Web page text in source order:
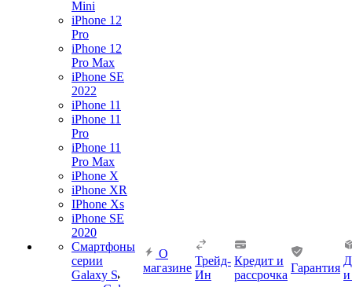
Mini
iPhone 12
Pro
iPhone 12
Pro Max
iPhone SE
2022
iPhone 11
iPhone 11
Pro
iPhone 11
Pro Max
iPhone X
iPhone XR
IPhone Xs
iPhone SE
2020
Смартфоны
серии
Galaxy S
О
магазине
Трейд-
Ин
Кредит и
рассрочка
Гарантия
и